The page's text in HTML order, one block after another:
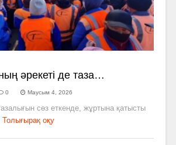
әрекеті де таза…
0 Маусым 4, 2026
сөз еткенде, жұртына қатысты
Толығырақ оқу